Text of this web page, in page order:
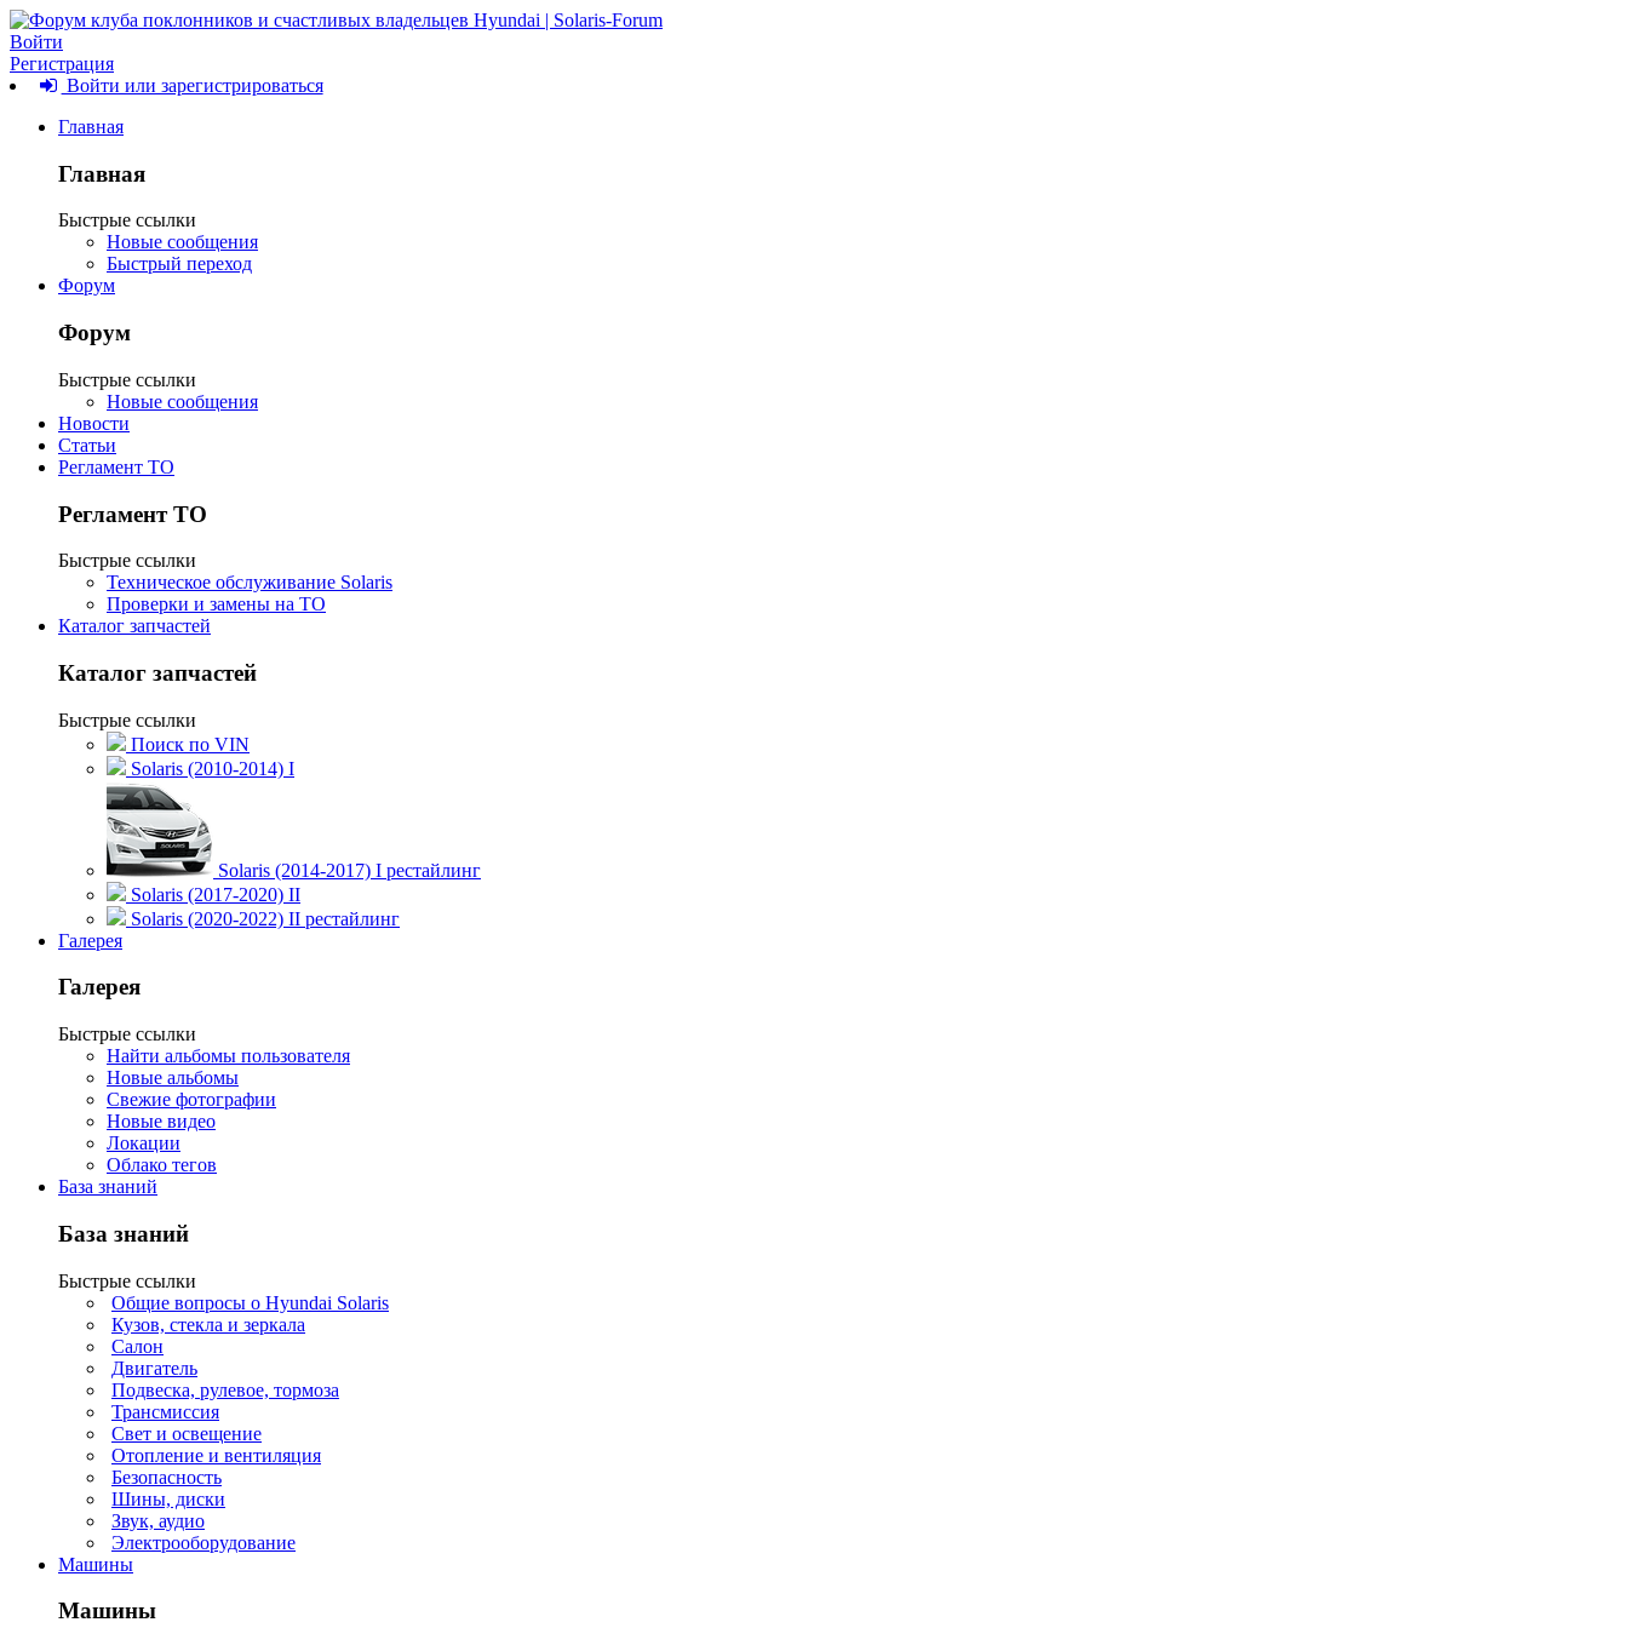
Войти
Регистрация
Войти или зарегистрироваться
Главная
Главная
Быстрые ссылки
Новые сообщения
Быстрый переход
Форум
Форум
Быстрые ссылки
Новые сообщения
Новости
Статьи
Регламент ТО
Регламент ТО
Быстрые ссылки
Техническое обслуживание Solaris
Проверки и замены на ТО
Каталог запчастей
Каталог запчастей
Быстрые ссылки
Поиск по VIN
Solaris (2010-2014) I
Solaris (2014-2017) I рестайлинг
Solaris (2017-2020) II
Solaris (2020-2022) II рестайлинг
Галерея
Галерея
Быстрые ссылки
Найти альбомы пользователя
Новые альбомы
Свежие фотографии
Новые видео
Локации
Облако тегов
База знаний
База знаний
Быстрые ссылки
Общие вопросы о Hyundai Solaris
Кузов, стекла и зеркала
Салон
Двигатель
Подвеска, рулевое, тормоза
Трансмиссия
Свет и освещение
Отопление и вентиляция
Безопасность
Шины, диски
Звук, аудио
Электрооборудование
Машины
Машины